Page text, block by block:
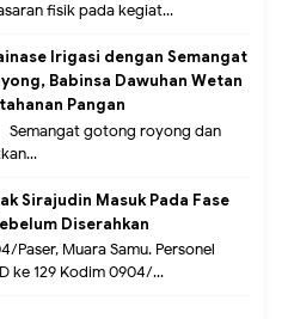
fisik pada kegiat...
Irigasi dengan Semangat
Babinsa Dawuhan Wetan
Pangan
Semangat gotong royong dan
Sirajudin Masuk Pada Fase
Diserahkan
Paser, Muara Samu. Personel
ke 129 Kodim 0904/...